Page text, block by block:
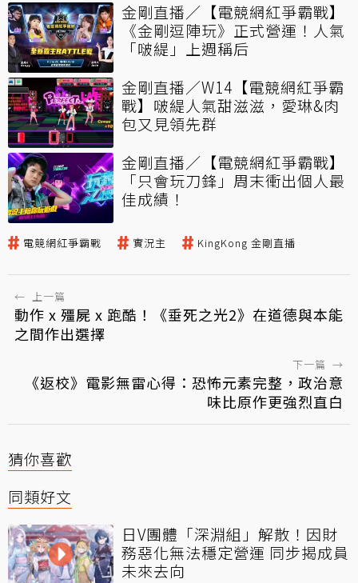
金剛直播／【電競網紅爭霸戰】
《金剛逗陣玩》正式營運！人氣
「啵緹」上週稱后
金剛直播／W14【電競網紅爭霸
戰】啵緹人氣甜滋滋，愛琳&肉
包又見領先群
金剛直播／【電競網紅爭霸戰】
「只會玩刀鋒」周末衝出個人最
佳成績！
電競網紅爭霸戰 實況主 KingKong 金剛直播
← 上一篇
動作 x 殭屍 x 跑酷！《垂死之光2》在道德與本能
之間作出選擇
下一篇 →
《返校》電影無雷心得：恐怖元素完整，政治意
味比原作更強烈直白
猜你喜歡
同類好文
日V團體「深淵組」解散！因財
務惡化無法穩定營運 同步揭成員
未來去向